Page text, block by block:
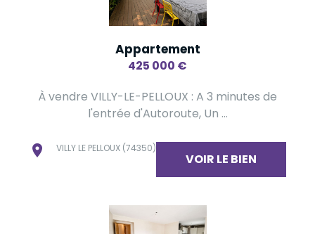
Appartement
425 000 €
À vendre VILLY-LE-PELLOUX : A 3 minutes de
l'entrée d'Autoroute, Un ...
VILLY LE PELLOUX (74350)
VOIR LE BIEN